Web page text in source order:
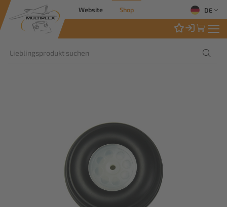
Website Shop DE